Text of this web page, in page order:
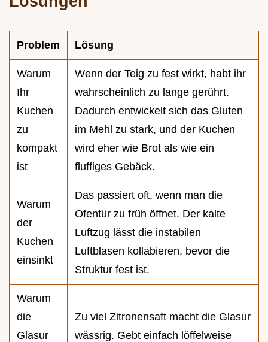
Problem Lösung
Warum
Ihr
Kuchen
zu
kompakt
ist
Wenn der Teig zu fest wirkt, habt ihr
wahrscheinlich zu lange gerührt.
Dadurch entwickelt sich das Gluten
im Mehl zu stark, und der Kuchen
wird eher wie Brot als wie ein
fluffiges Gebäck.
Warum
der
Kuchen
einsinkt
Das passiert oft, wenn man die
Ofentür zu früh öffnet. Der kalte
Luftzug lässt die instabilen
Luftblasen kollabieren, bevor die
Struktur fest ist.
Warum
die
Glasur
Zu viel Zitronensaft macht die Glasur
wässrig. Gebt einfach löffelweise